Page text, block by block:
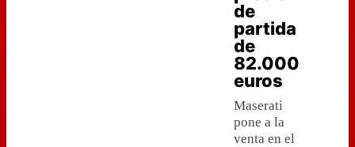
de
partida
de
82.000
euros
Maserati
pone a la
venta en el